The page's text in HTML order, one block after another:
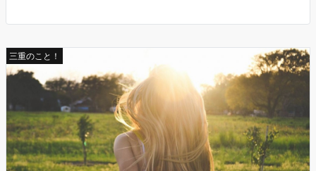
三重のこと！